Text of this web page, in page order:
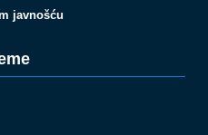
javnošću